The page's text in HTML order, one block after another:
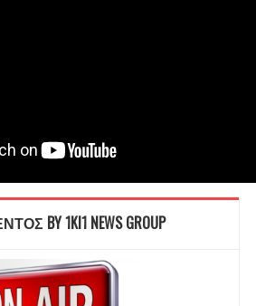
BY 1KI1 NEWS GROUP